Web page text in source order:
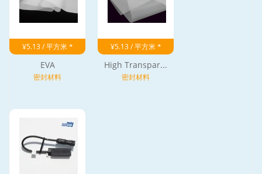
¥5.13 / 平方米 *
EVA
密封材料
¥5.13 / 平方米 *
High Transpar...
密封材料